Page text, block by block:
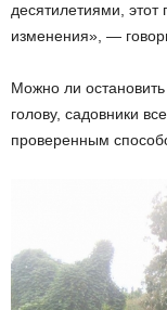
десятилетиями, этот
изменения», —
Можно ли
голову, садовники
проверенным